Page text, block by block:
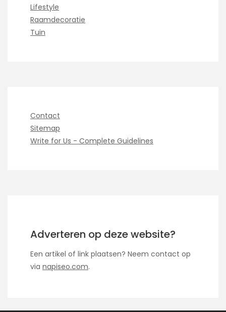
Lifestyle
Raamdecoratie
Tuin
Contact
Sitemap
Write for Us - Complete Guidelines
Adverteren op deze website?
Een artikel of link plaatsen? Neem contact op
via napiseo.com.